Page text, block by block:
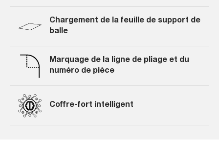
Chargement de la feuille de support de
balle
Marquage de la ligne de pliage et du
numéro de pièce
Coffre-fort intelligent